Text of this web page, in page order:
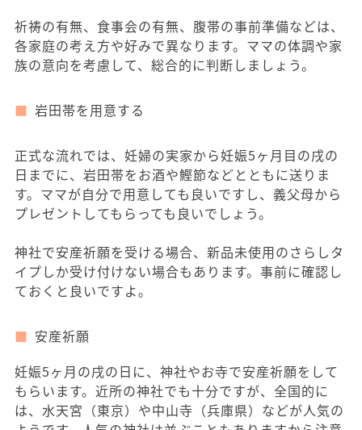
祈祷の有無、食事会の有無、腹帯の事前準備などは、
各家庭の考え方や好みで異なります。ママの体調や家
族の意向を考慮して、総合的に判断しましょう。
岩田帯を用意する
正式な流れでは、妊婦の実家から妊娠5ヶ月目の戌の
日までに、岩田帯をお酒や鰹節などとともに送りま
す。ママが自分で用意しても良いですし、義父母から
プレゼントしてもらっても良いでしょう。
神社で安産祈願を受ける場合、新品未使用のさらしタ
イプしか受け付けない場合もあります。事前に確認し
ておくと良いですよ。
安産祈願
妊娠5ヶ月の戌の日に、神社やお寺で安産祈願をして
もらいます。近所の神社でも十分ですが、全国的に
は、水天宮（東京）や中山寺（兵庫県）などが人気の